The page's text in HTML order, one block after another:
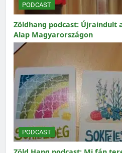
PODCAST
Zöldhang podcast: Újraindult
Alap Magyarországon
PODCAST